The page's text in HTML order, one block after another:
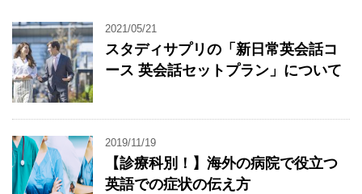
2021/05/21
スタディサプリの「新日常英会話コ
ース 英会話セットプラン」について
2019/11/19
【診療科別！】海外の病院で役立つ
英語での症状の伝え方